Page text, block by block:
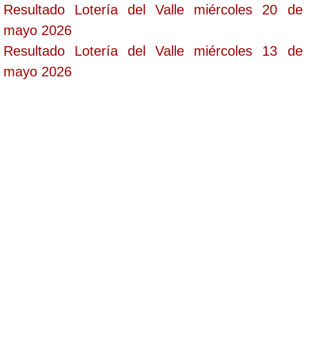
Resultado Lotería del Valle miércoles 20 de
mayo 2026
Resultado Lotería del Valle miércoles 13 de
mayo 2026